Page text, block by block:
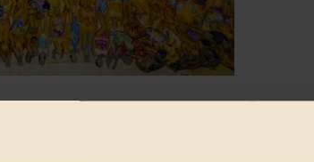
der Unterwasserwelt